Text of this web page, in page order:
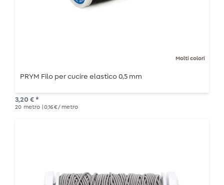
Molti colori
PRYM Filo per cucire elastico 0,5 mm
3,20 € *
20 metro | 0,16 € / metro